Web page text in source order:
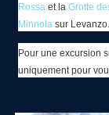
Rossa et la Grotte
Minnola sur Levanzo.
Pour une excursion
uniquement pour